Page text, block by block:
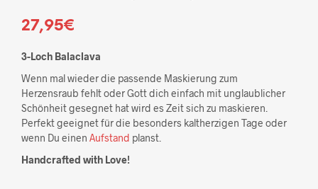
27,95€
3-Loch Balaclava
Wenn mal wieder die passende Maskierung zum
Herzensraub fehlt oder Gott dich einfach mit unglaublicher
Schönheit gesegnet hat wird es Zeit sich zu maskieren.
Perfekt geeignet für die besonders kaltherzigen Tage oder
wenn Du einen Aufstand planst.
Handcrafted with Love!